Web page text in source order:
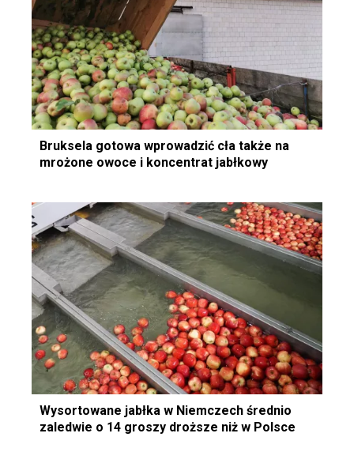
Bruksela gotowa wprowadzić cła także na
mrożone owoce i koncentrat jabłkowy
Wysortowane jabłka w Niemczech średnio
zaledwie o 14 groszy droższe niż w Polsce